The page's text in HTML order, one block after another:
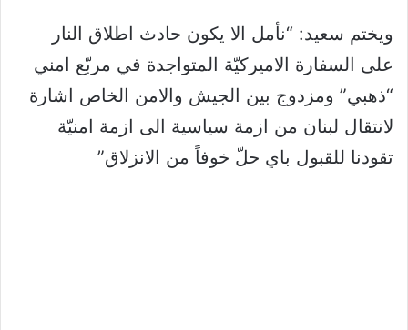
ويختم سعيد: “نأمل الا يكون حادث اطلاق النار
على السفارة الاميركيّة المتواجدة في مربّع امني
“ذهبي” ومزدوج بين الجيش والامن الخاص اشارة
لانتقال لبنان من ازمة سياسية الى ازمة امنيّة
تقودنا للقبول باي حلّ خوفاً من الانزلاق”